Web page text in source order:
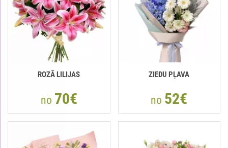
ROZĀ LILIJAS
no 70€
ZIEDU PĻAVA
no 52€